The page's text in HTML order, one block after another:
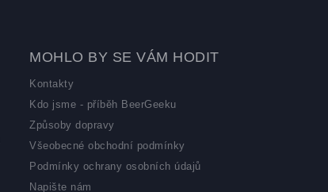
MOHLO BY SE VÁM HODIT
Kontakty
Kdo jsme - příběh BeerGeeku
Způsoby dopravy
Všeobecné obchodní podmínky
Podmínky ochrany osobních údajů
Napište nám